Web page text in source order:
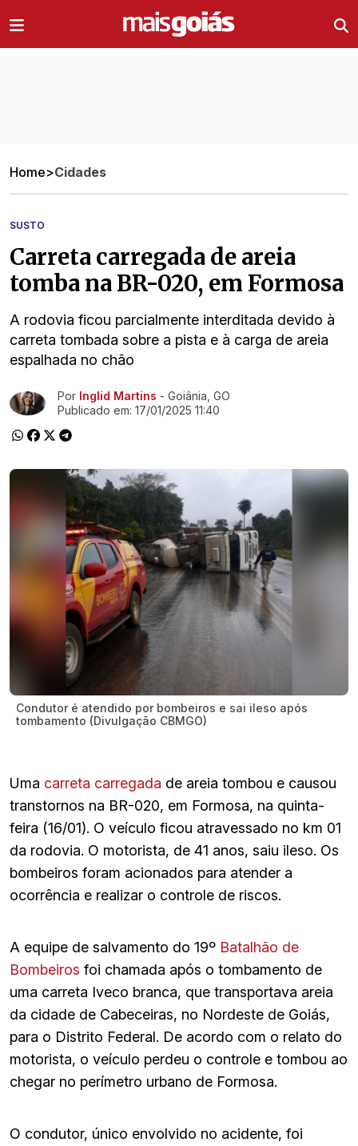
Home>Cidades
SUSTO
Carreta carregada de areia
tomba na BR-020, em Formosa
A rodovia ficou parcialmente interditada devido à
carreta tombada sobre a pista e à carga de areia
espalhada no chão
Ir direto pra matéria
Por Inglid Martins - Goiânia, GO
Publicado em: 17/01/2025 11:40
Condutor é atendido por bombeiros e sai ileso após
tombamento (Divulgação CBMGO)
Uma carreta carregada de areia tombou e causou
transtornos na BR-020, em Formosa, na quinta-
feira (16/01). O veículo ficou atravessado no km 01
da rodovia. O motorista, de 41 anos, saiu ileso. Os
bombeiros foram acionados para atender a
ocorrência e realizar o controle de riscos.
A equipe de salvamento do 19º Batalhão de
Bombeiros foi chamada após o tombamento de
uma carreta Iveco branca, que transportava areia
da cidade de Cabeceiras, no Nordeste de Goiás,
para o Distrito Federal. De acordo com o relato do
motorista, o veículo perdeu o controle e tombou ao
chegar no perímetro urbano de Formosa.
O condutor, único envolvido no acidente, foi